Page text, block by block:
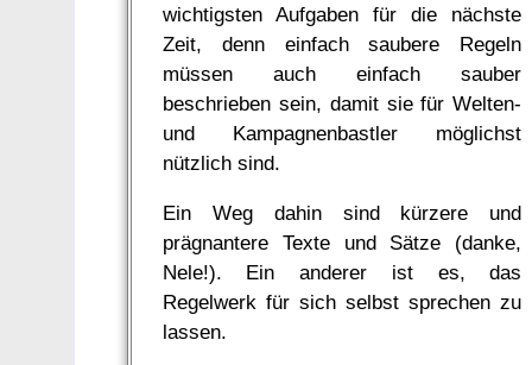
wichtigsten Aufgaben für die nächste
Zeit, denn einfach saubere Regeln
müssen auch einfach sauber
beschrieben sein, damit sie für Welten-
und Kampagnenbastler möglichst
nützlich sind.
Ein Weg dahin sind kürzere und
prägnantere Texte und Sätze (danke,
Nele!). Ein anderer ist es, das
Regelwerk für sich selbst sprechen zu
lassen.